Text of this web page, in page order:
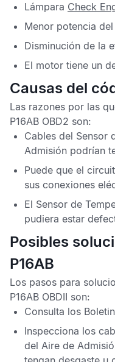
Lámpara Check
Menor potencia
Disminución de la
El motor tiene un
Causas del
Las razones por las
P16AB OBD2 son:
Cables del Sensor
Admisión podrían
Puede que el
sus conexiones
El Sensor de
pudiera estar
Posibles
P16AB
Los pasos para
P16AB OBDII son:
Consulta los
Inspecciona los
del Aire de